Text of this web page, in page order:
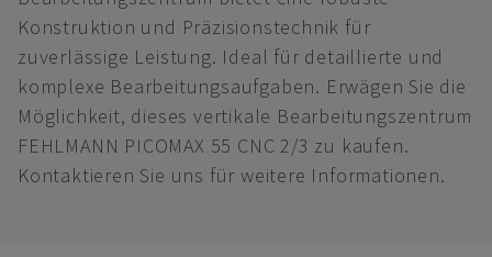
Konstruktion und Präzisionstechnik für
zuverlässige Leistung. Ideal für detaillierte und
komplexe Bearbeitungsaufgaben. Erwägen Sie die
Möglichkeit, dieses vertikale Bearbeitungszentrum
FEHLMANN PICOMAX 55 CNC 2/3 zu kaufen.
Kontaktieren Sie uns für weitere Informationen.